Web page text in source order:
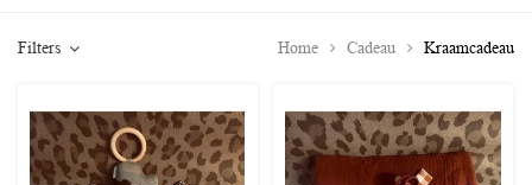
Filters Home Cadeau Kraamcadeau